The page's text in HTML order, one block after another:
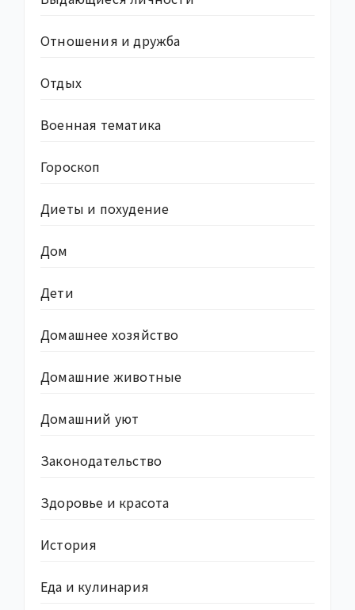
Отношения и дружба
Отдых
Военная тематика
Гороскоп
Диеты и похудение
Дом
Дети
Домашнее хозяйство
Домашние животные
Домашний уют
Законодательство
Здоровье и красота
История
Еда и кулинария